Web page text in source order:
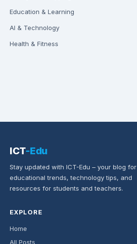
Education & Learning
AI & Technology
Health & Fitness
ICT-Edu
Stay updated with ICT-Edu – your blog for
educational trends, technology tips, and
resources for students and teachers.
EXPLORE
Home
All Posts